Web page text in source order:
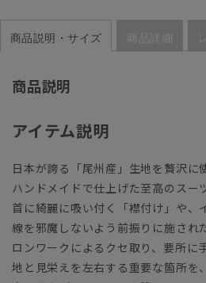
商品説明・サイズ 商品詳細
商品説明
アイテム説明
日本が誇る「尾州産」生地を贅沢に
ハンドメイドで仕上げた至高のスー
首に綺麗に吸い付く「襟付け」や、
線を邪魔しないよう前振りに施され
ロンワークによるクセ取り、要所
地と見栄えを左右する重要な箇所を